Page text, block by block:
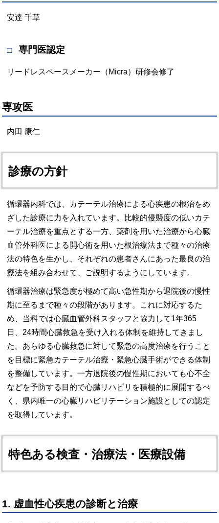
安達 千草
専門医認定
リードレスペースメーカー（Micra）研修会修了
専攻医
内田 康仁
診療の方針
循環器内科では、カテーテル治療による心疾患の根治をめ
ざした診療に力を入れています。比較的侵襲度の低いカテ
ーテル治療を重点とする一方、薬剤を用いた治療から心臓
血管外科医による開心術を用いた根治療法まで種々の治療
法の特色を生かし、それぞれの患者さんにあった最良の治
療法を組み合わせて、ご説明するようにしています。
循環器治療は緊急度が極めて高い急性期から退院後の慢性
期に至るまで種々の段階があります。これに対応するた
め、当科では心臓血管外科スタッフと協力して1年365
日、24時間心臓救急を受け入れる体制を維持してきまし
た。あらゆる心臓救急に対して緊急の高度治療を行うこと
を目標に緊急カテーテル治療・緊急心臓手術ができる体制
を整備しています。一方退院後の慢性期においても心不全
などを予防する目的で心臓リハビリを積極的に展開するべ
く、県内唯一の心臓リハビリテーション施設としての認定
を取得しています。
特色ある検査・治療法・医療設備
1. 虚血性心疾患の診断と治療